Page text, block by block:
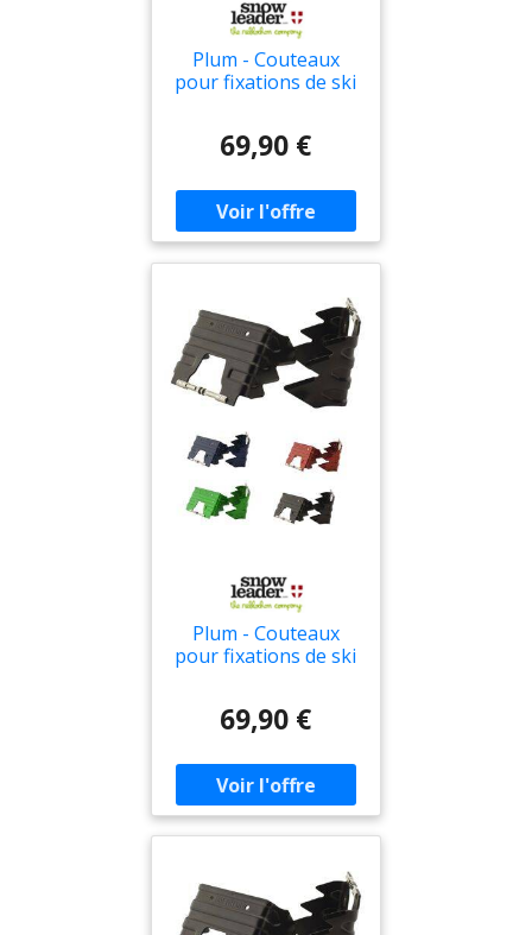
Plum - Couteaux
pour fixations de ski
Homme - Taille 90
69,90 €
Plum - Couteaux
pour fixations de ski
Homme - Taille 100
69,90 €